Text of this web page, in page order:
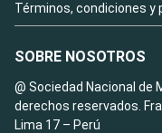
Términos, condiciones y
SOBRE NOSOTROS
@ Sociedad Nacional de
derechos reservados.
Lima 17 – Perú